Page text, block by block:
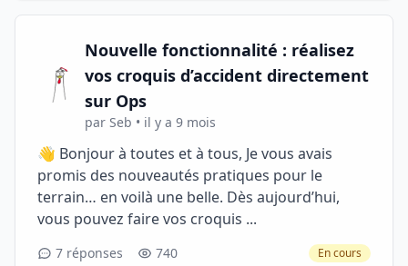
Nouvelle fonctionnalité : réalisez
vos croquis d’accident directement
sur Ops
par Seb • il y a 9 mois
👋 Bonjour à toutes et à tous, Je vous avais
promis des nouveautés pratiques pour le
terrain… en voilà une belle. Dès aujourd’hui,
vous pouvez faire vos croquis ...
7 réponses 740 En cours